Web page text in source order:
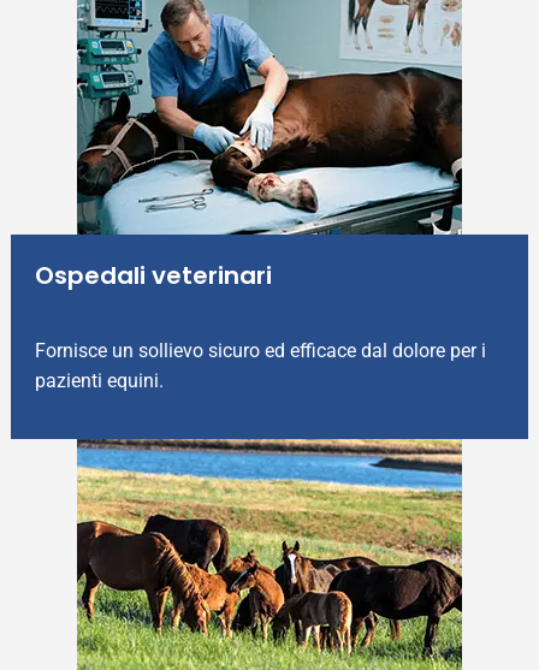
Ospedali veterinari
Fornisce un sollievo sicuro ed efficace dal dolore per i
pazienti equini.